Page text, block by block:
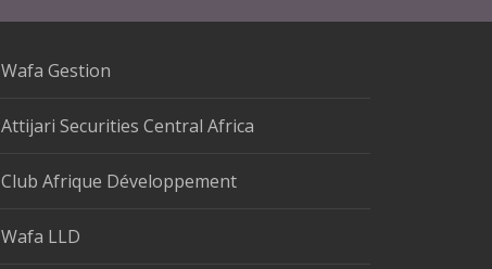
Wafa Gestion
Attijari Securities Central Africa
Club Afrique Développement
Wafa LLD